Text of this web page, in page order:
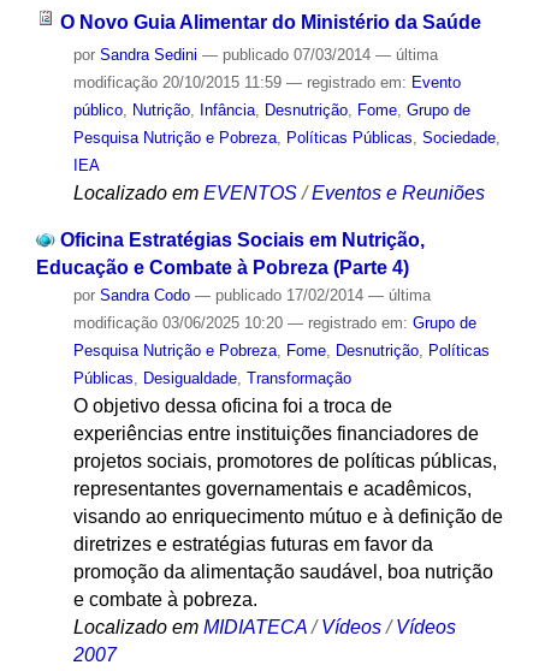
O Novo Guia Alimentar do Ministério da Saúde
por Sandra Sedini — publicado07/03/2014 — última
modificação20/10/2015 11:59 — registrado em: Evento
público, Nutrição, Infância, Desnutrição, Fome, Grupo de
Pesquisa Nutrição e Pobreza, Políticas Públicas, Sociedade,
IEA
Localizado em EVENTOS /Eventos e Reuniões
Oficina Estratégias Sociais em Nutrição,
Educação e Combate à Pobreza (Parte 4)
por Sandra Codo — publicado17/02/2014 — última
modificação03/06/2025 10:20 — registrado em: Grupo de
Pesquisa Nutrição e Pobreza, Fome, Desnutrição, Políticas
Públicas
Desigualdade, Transformação
O objetivo dessa oficina foi a troca de
experiências entre instituições financiadores de
projetos sociais, promotores de políticas públicas,
representantes governamentais e acadêmicos,
visando ao enriquecimento mútuo e à definição de
diretrizes e estratégias futuras em favor da
promoção da alimentação saudável, boa nutrição
e combate à pobreza.
Localizado em MIDIATECA /Vídeos /Vídeos
2007